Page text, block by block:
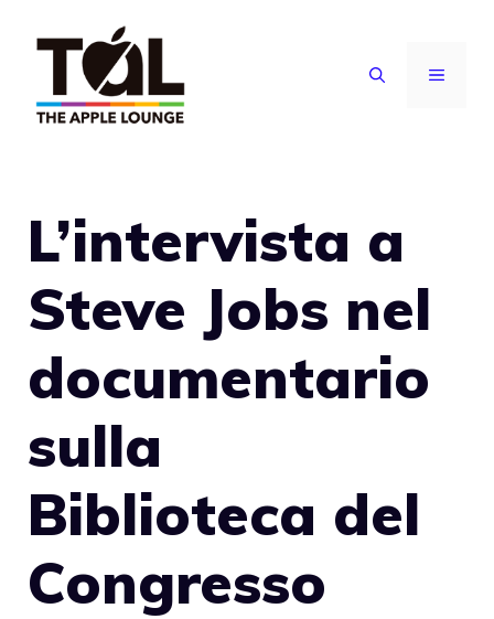
contenuto
MENU
L’intervista a
Steve Jobs nel
documentario
sulla
Biblioteca del
Congresso